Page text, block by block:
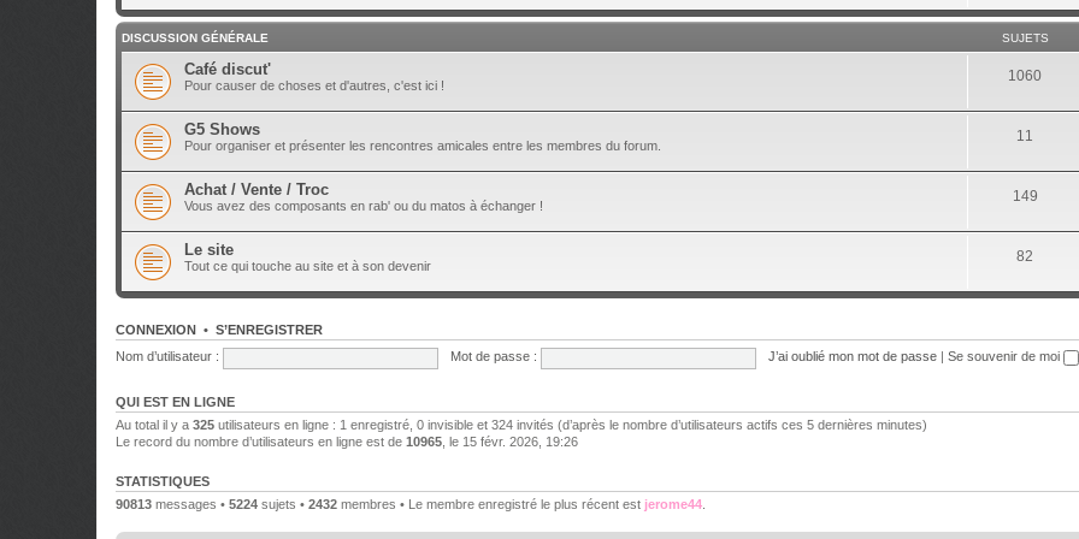
DISCUSSION GÉNÉRALE SUJETS
Café discut'
Pour causer de choses et d'autres, c'est ici !
1060
G5 Shows
Pour organiser et présenter les rencontres amicales entre les membres du forum.
11
Achat / Vente / Troc
Vous avez des composants en rab' ou du matos à échanger !
149
Le site
Tout ce qui touche au site et à son devenir
82
CONNEXION • S’ENREGISTRER
Nom d’utilisateur :
Mot de passe : J’ai oublié mon mot de passe Se souvenir de moi
QUI EST EN LIGNE
Au total il y a 325 utilisateurs en ligne : 1 enregistré, 0 invisible et 324 invités (d’après le nombre d’utilisateurs actifs ces 5 dernières minutes)
Le record du nombre d’utilisateurs en ligne est de 10965 , le 15 févr. 2026, 19:26
STATISTIQUES
90813 messages • 5224 sujets • 2432 membres • Le membre enregistré le plus récent est jerome44